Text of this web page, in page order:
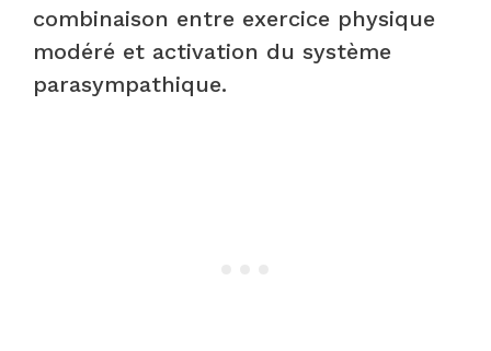
combinaison entre exercice physique
modéré et activation du système
parasympathique.